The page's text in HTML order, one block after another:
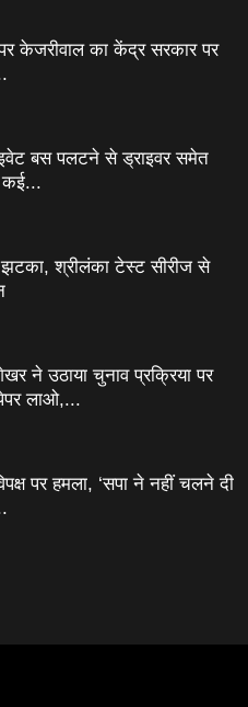
केजरीवाल का केंद्र सरकार पर
बस पलटने से ड्राइवर समेत
कई...
झटका, श्रीलंका टेस्ट सीरीज से
ने उठाया चुनाव प्रक्रिया पर
लाओ,...
पर हमला, ‘सपा ने नहीं चलने दी